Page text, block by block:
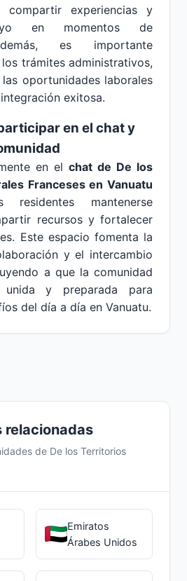
compartir experiencias y
en momentos de
es importante
trámites administrativos,
oportunidades laborales
exitosa.
en el chat y
en el chat de De los
Franceses en Vanuatu
mantenerse
recursos y fortalecer
Este espacio fomenta la
y el intercambio
a que la comunidad
y preparada para
del día a día en Vanuatu.
relacionadas
de De los Territorios
Emiratos
Árabes Unidos